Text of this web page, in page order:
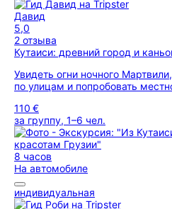
Давид
5,0
2 отзыва
Кутаиси: древний город и
Увидеть огни ночного
по улицам и попробовать
110 €
за группу, 1–6 чел.
8 часов
На автомобиле
индивидуальная